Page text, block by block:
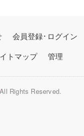
会員登録･ログイン
トマップ 管理
All Rights Reserved.